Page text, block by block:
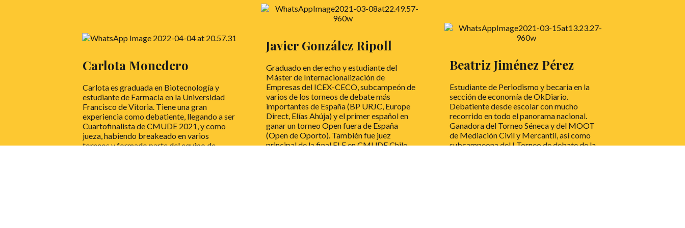
Carlota Monedero
Carlota es graduada en Biotecnología y
estudiante de Farmacia en la Universidad
Francisco de Vitoria. Tiene una gran
experiencia como debatiente, llegando a ser
Cuartofinalista de CMUDE 2021, y como
jueza, habiendo breakeado en varios
torneos y formado parte del equipo de
Javier González Ripoll
Graduado en derecho y estudiante del
Máster de Internacionalización de
Empresas del ICEX-CECO, subcampeón de
varios de los torneos de debate más
importantes de España (BP URJC, Europe
Direct, Elías Ahúja) y el primer español en
ganar un torneo Open fuera de España
(Open de Oporto). También fue juez
principal de la final ELE en CMUDE Chile
Beatriz Jiménez Pérez
Estudiante de Periodismo y becaria en la
sección de economía de OkDiario.
Debatiente desde escolar con mucho
recorrido en todo el panorama nacional.
Ganadora del Torneo Séneca y del MOOT
de Mediación Civil y Mercantil, así como
subcampeona del I Torneo de debate de la